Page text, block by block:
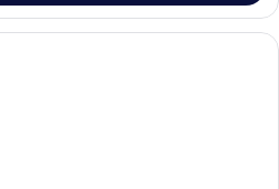
Ein traditionell eingerichtetes